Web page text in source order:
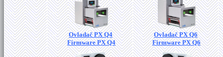
Ovladač PX Q4
Firmware PX Q4
Ovladač PX Q6
Firmware PX Q6